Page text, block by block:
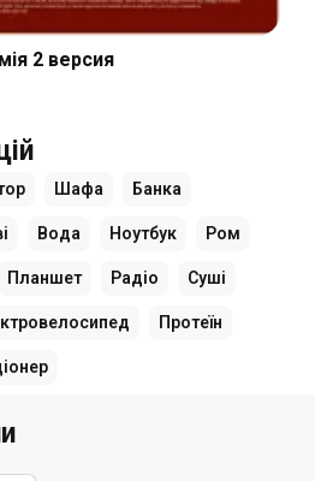
2 версия
Шафа Банка
Вода Ноутбук Ром
Планшет Радіо Суші
Протеїн